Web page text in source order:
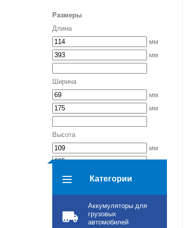
Размеры
Длина
мм
мм
Ширина
мм
мм
Высота
мм
мм
Категории
Аккумуляторы для
грузовых
автомобилей